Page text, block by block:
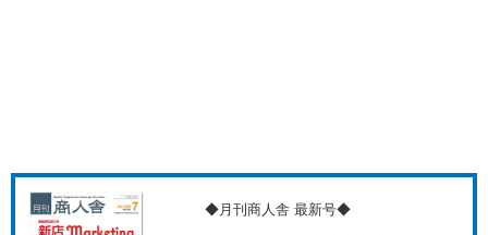
◆月刊商人舎 最新号◆